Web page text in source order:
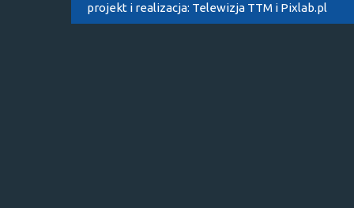
projekt i realizacja: Telewizja TTM i Pixlab.pl